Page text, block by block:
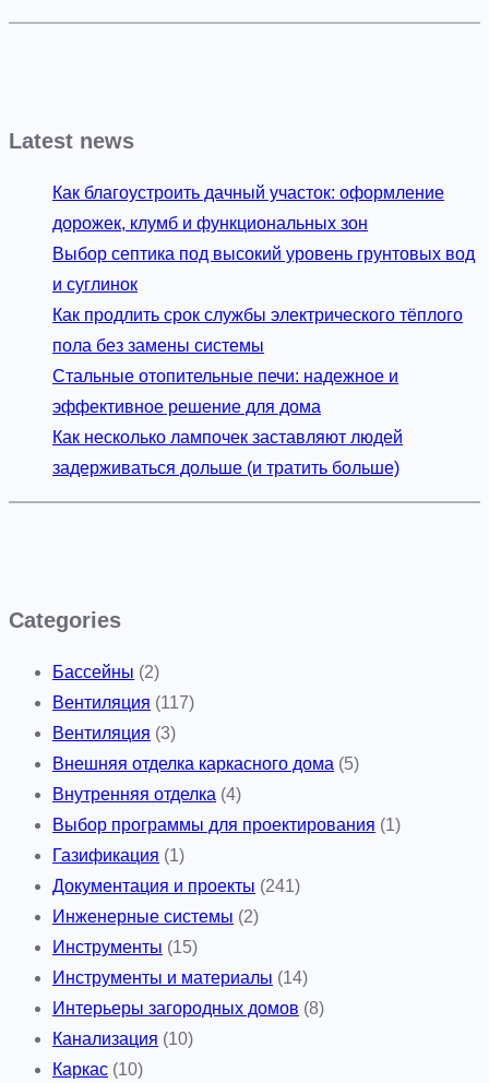
Latest news
Как благоустроить дачный участок: оформление
дорожек, клумб и функциональных зон
Выбор септика под высокий уровень грунтовых вод
и суглинок
Как продлить срок службы электрического тёплого
пола без замены системы
Стальные отопительные печи: надежное и
эффективное решение для дома
Как несколько лампочек заставляют людей
задерживаться дольше (и тратить больше)
Categories
Бассейны (2)
Вентиляция (117)
Вентиляция (3)
Внешняя отделка каркасного дома (5)
Внутренняя отделка (4)
Выбор программы для проектирования (1)
Газификация (1)
Документация и проекты (241)
Инженерные системы (2)
Инструменты (15)
Инструменты и материалы (14)
Интерьеры загородных домов (8)
Канализация (10)
Каркас (10)